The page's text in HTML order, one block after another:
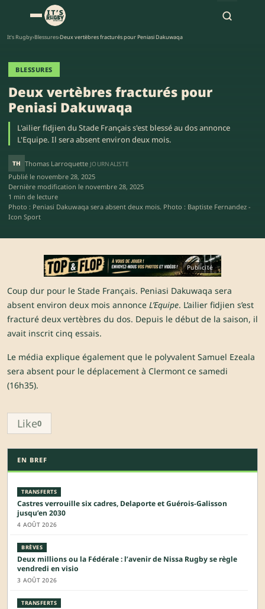
It's Rugby›Blessures›Deux vertèbres fracturés pour Peniasi Dakuwaqa
BLESSURES
Deux vertèbres fracturés pour
Peniasi Dakuwaqa
L'ailier fidjien du Stade Français s'est blessé au dos annonce
L'Equipe. Il sera absent environ deux mois.
TH Thomas Larroquette JOURNALISTE
Publié le novembre 28, 2025
Dernière modification le novembre 28, 2025
1 min de lecture
Photo : Peniasi Dakuwaqa sera absent deux mois. Photo : Baptiste Fernandez -
Icon Sport
Publicité
Coup dur pour le Stade Français. Peniasi Dakuwaqa sera
absent environ deux mois annonce L’Equipe. L’ailier fidjien s’est
fracturé deux vertèbres du dos. Depuis le début de la saison, il
avait inscrit cinq essais.
Le média explique également que le polyvalent Samuel Ezeala
sera absent pour le déplacement à Clermont ce samedi
(16h35).
Like0
EN BREF
TRANSFERTS
Castres verrouille six cadres, Delaporte et Guérois-Galisson
jusqu’en 2030
4 AOÛT 2026
BRÈVES
Deux millions ou la Fédérale : l’avenir de Nissa Rugby se règle
vendredi en visio
3 AOÛT 2026
TRANSFERTS